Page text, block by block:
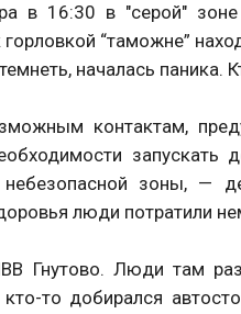
в 16:30 в "серой"
“таможне”
началась паника.
контактам,
запускать
зоны, —
люди потратили
Гнутово. Люди там
то добирался